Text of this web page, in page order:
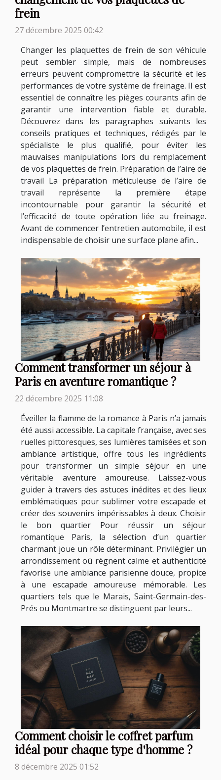
frein
27 décembre 2025 00:42
Changer les plaquettes de frein de son véhicule
peut sembler simple, mais de nombreuses
erreurs peuvent compromettre la sécurité et les
performances de votre système de freinage. Il est
essentiel de connaître les pièges courants afin de
garantir une intervention fiable et durable.
Découvrez dans les paragraphes suivants les
conseils pratiques et techniques, rédigés par le
spécialiste le plus qualifié, pour éviter les
mauvaises manipulations lors du remplacement
de vos plaquettes de frein. Préparation de l’aire de
travail La préparation méticuleuse de l’aire de
travail représente la première étape
incontournable pour garantir la sécurité et
l’efficacité de toute opération liée au freinage.
Avant de commencer l’entretien automobile, il est
indispensable de choisir une surface plane afin...
Comment transformer un séjour à
Paris en aventure romantique ?
22 décembre 2025 11:08
Éveiller la flamme de la romance à Paris n’a jamais
été aussi accessible. La capitale française, avec ses
ruelles pittoresques, ses lumières tamisées et son
ambiance artistique, offre tous les ingrédients
pour transformer un simple séjour en une
véritable aventure amoureuse. Laissez-vous
guider à travers des astuces inédites et des lieux
emblématiques pour sublimer votre escapade et
créer des souvenirs impérissables à deux. Choisir
le bon quartier Pour réussir un séjour
romantique Paris, la sélection d’un quartier
charmant joue un rôle déterminant. Privilégier un
arrondissement où règnent calme et authenticité
favorise une ambiance parisienne douce, propice
à une escapade amoureuse mémorable. Les
quartiers tels que le Marais, Saint-Germain-des-
Prés ou Montmartre se distinguent par leurs...
Comment choisir le coffret parfum
idéal pour chaque type d'homme ?
8 décembre 2025 01:52